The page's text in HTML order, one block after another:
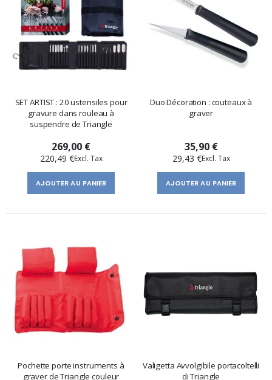
SET ARTIST : 20 ustensiles pour
gravure dans rouleau à
suspendre de Triangle
269,00 €
220,49 €
AJOUTER AU PANIER
Duo Décoration : couteaux à
graver
35,90 €
29,43 €
AJOUTER AU PANIER
Pochette porte instruments à
graver de Triangle couleur
Valigetta Avvolgibile portacoltelli
di Triangle